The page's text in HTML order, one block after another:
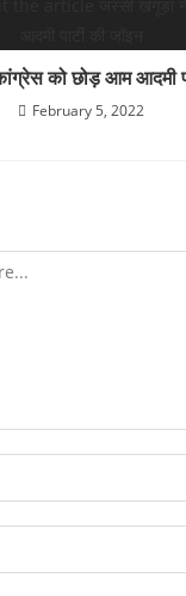
को छोड़ आम आदमी
February 5, 2022